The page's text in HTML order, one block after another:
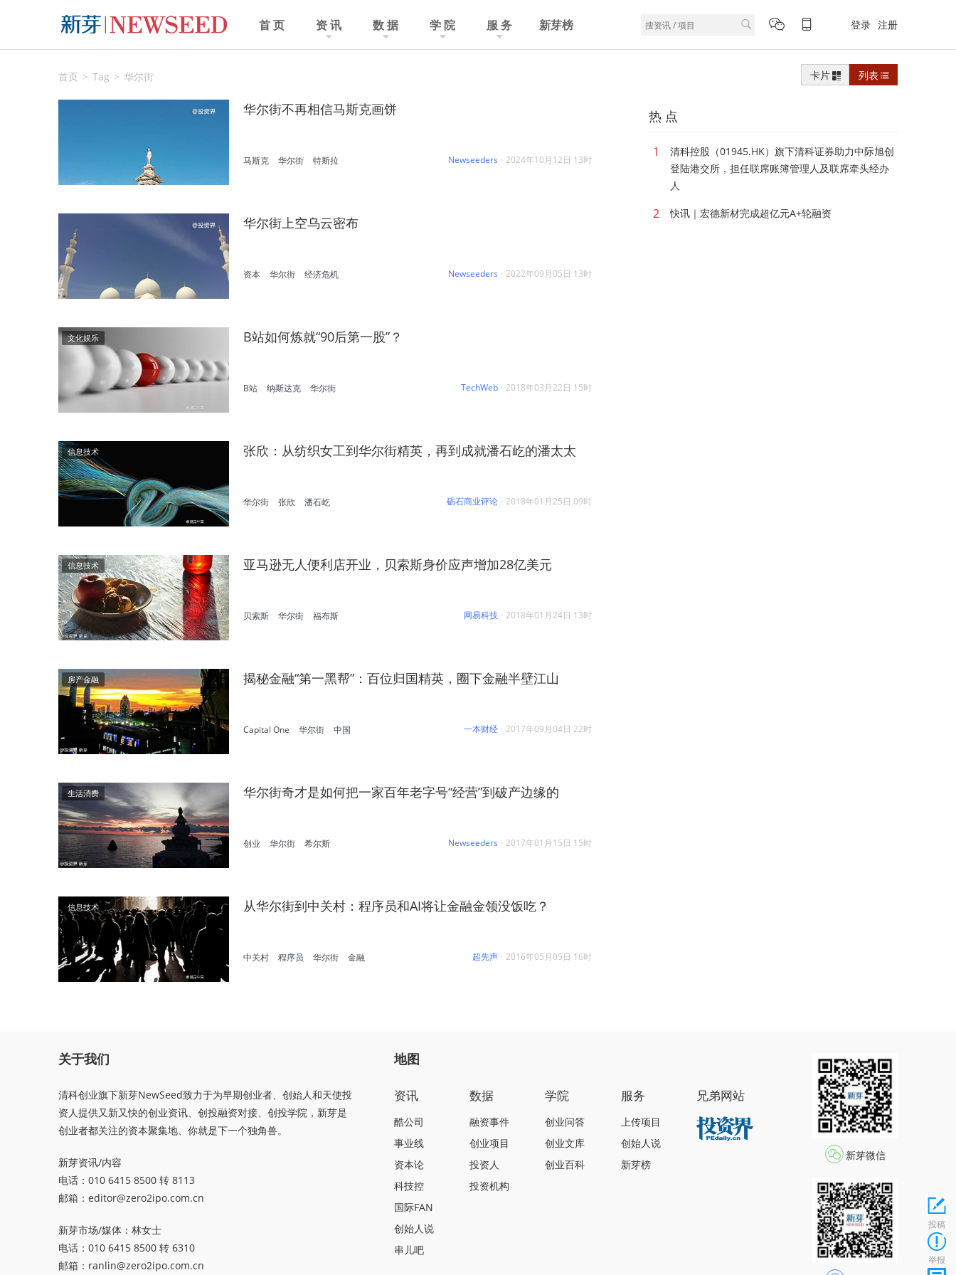
首 页 资 讯 数 据 学 院 服 务 新芽榜 登录 注册
首页 Tag 华尔街 卡片 列表
华尔街不再相信马斯克画饼
Newseeders · 2024年10月12日 13时
马斯克 华尔街 特斯拉
华尔街上空乌云密布
Newseeders · 2022年09月05日 13时
资本 华尔街 经济危机
文化娱乐 B站如何炼就“90后第一股”？
TechWeb · 2018年03月22日 15时
B站 纳斯达克 华尔街
信息技术 张欣：从纺织女工到华尔街精英，再到成就潘石屹的潘太太
砺石商业评论 · 2018年01月25日 09时
华尔街 张欣 潘石屹
信息技术 亚马逊无人便利店开业，贝索斯身价应声增加28亿美元
网易科技 · 2018年01月24日 13时
贝索斯 华尔街 福布斯
房产金融 揭秘金融“第一黑帮”：百位归国精英，圈下金融半壁江山
一本财经 · 2017年09月04日 22时
Capital One 华尔街 中国
生活消费 华尔街奇才是如何把一家百年老字号“经营”到破产边缘的
Newseeders · 2017年01月15日 15时
创业 华尔街 希尔斯
信息技术 从华尔街到中关村：程序员和AI将让金融金领没饭吃？
超先声 · 2016年05月05日 16时
中关村 程序员 华尔街 金融
热 点
1
清科控股（01945.HK）旗下清科证券助力中际旭创
登陆港交所，担任联席账簿管理人及联席牵头经办
人
2 快讯｜宏德新材完成超亿元A+轮融资
关于我们
清科创业旗下新芽NewSeed致力于为早期创业者、创始人和天使投
资人提供又新又快的创业资讯、创投融资对接、创投学院，新芽是
创业者都关注的资本聚集地、你就是下一个独角兽。
新芽资讯/内容
电话：010 6415 8500 转 8113
邮箱： editor@zero2ipo.com.cn
新芽市场/媒体：林女士
电话：010 6415 8500 转 6310
邮箱： ranlin@zero2ipo.com.cn
地图
资讯
酷公司
事业线
资本论
科技控
国际FAN
创始人说
串儿吧
数据
融资事件
创业项目
投资人
投资机构
学院
创业问答
创业文库
创业百科
服务
上传项目
创始人说
新芽榜
兄弟网站
新芽微信
投稿
举报